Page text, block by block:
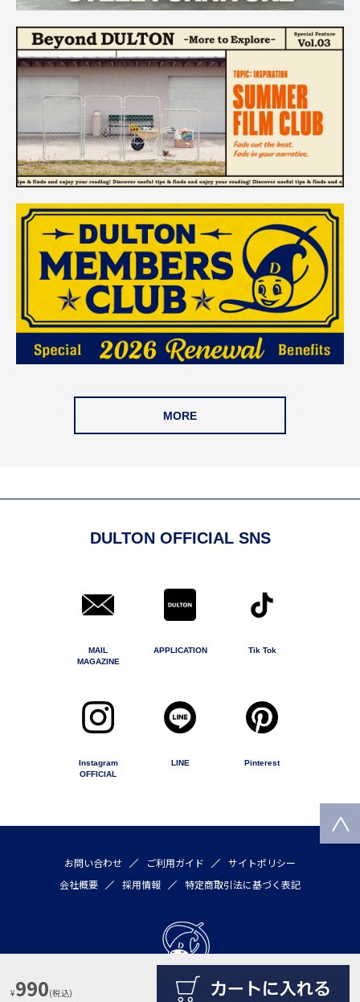
¥990(税込)
MORE
DULTON OFFICIAL SNS
MAIL
MAGAZINE
APPLICATION Tik Tok
Instagram
OFFICIAL
LINE Pinterest
お問い合わせ ご利用ガイド
サイトポリシー
会社概要
採用情報 特定商取引法に基づく表記
Copyright © 2020 by DULTON COMPANY LIMITED All rights reserved